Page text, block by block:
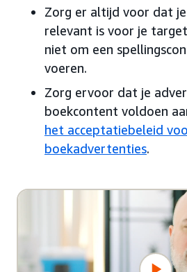
Zorg er altijd voor dat
relevant is voor je
niet om een
voeren.
Zorg ervoor dat je
boekcontent voldoen
het acceptatiebeleid
boekadvertenties.